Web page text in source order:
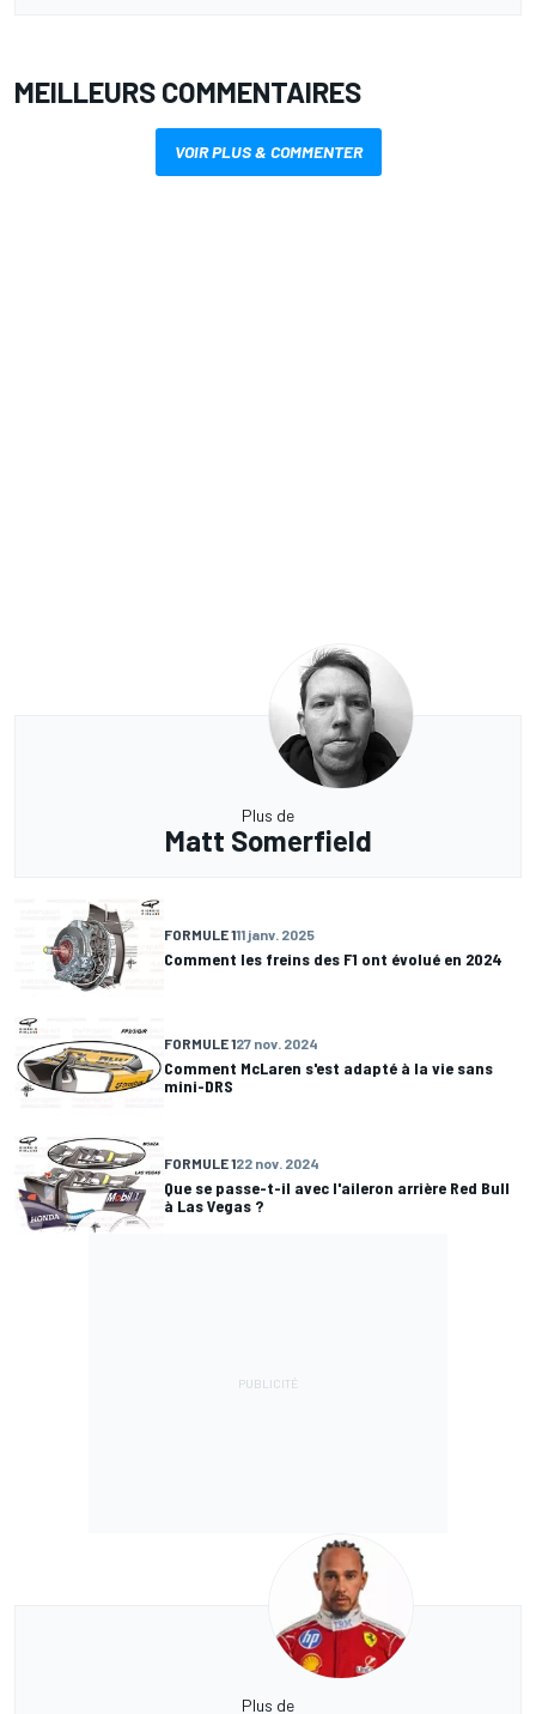
MEILLEURS COMMENTAIRES
VOIR PLUS & COMMENTER
Plus de
Matt Somerfield
FORMULE 111 janv. 2025
Comment les freins des F1 ont évolué en 2024
FORMULE 127 nov. 2024
Comment McLaren s'est adapté à la vie sans
mini-DRS
FORMULE 122 nov. 2024
Que se passe-t-il avec l'aileron arrière Red Bull
à Las Vegas ?
Plus de